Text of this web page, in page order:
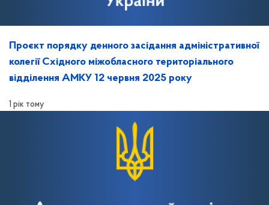
Проєкт порядку денного засідання адміністративної
колегії Східного міжобласного територіального
відділення АМКУ 12 червня 2025 року
1 рік тому